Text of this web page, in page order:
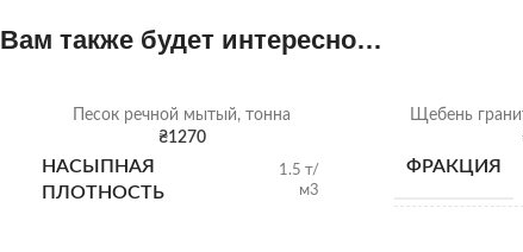
Вам также будет интересно…
Песок речной мытый, тонна
₴1270
НАСЫПНАЯ
ПЛОТНОСТЬ
1.5 т/
м3
Щебень
ФРАКЦИЯ